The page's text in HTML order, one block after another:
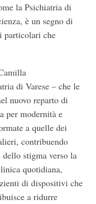
la Psichiatria di
è un segno di
particolari che
di Varese – che le
nuovo reparto di
per modernità e
a quelle dei
contribuendo
stigma verso la
quotidiana,
di dispositivi che
a ridurre